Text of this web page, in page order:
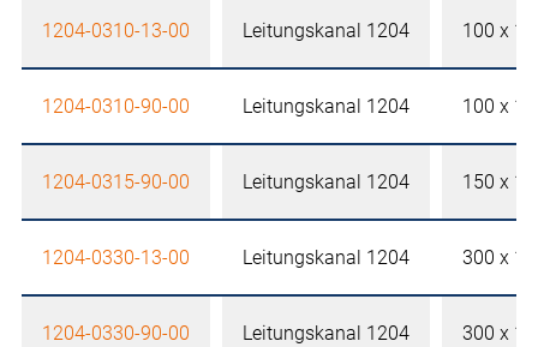
1204-0310-13-00 Leitungskanal 1204 100 x
1204-0310-90-00 Leitungskanal 1204 100 x
1204-0315-90-00 Leitungskanal 1204 150 x
1204-0330-13-00 Leitungskanal 1204 300 x
1204-0330-90-00 Leitungskanal 1204 300 x